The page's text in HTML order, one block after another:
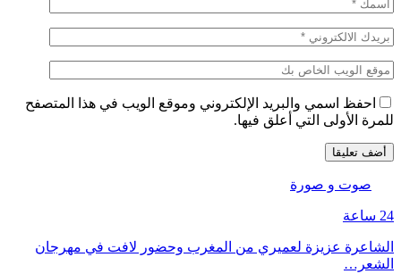
احفظ اسمي والبريد الإلكتروني وموقع الويب في هذا المتصفح
للمرة الأولى التي أعلق فيها.
صوت و صورة
24 ساعة
الشاعرة عزيزة لعميري من المغرب وحضور لافت في مهرجان
الشعر…